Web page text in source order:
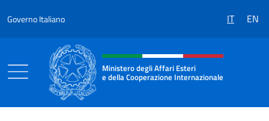
Governo Italiano IT EN
Intestazione sito, social e menù
Ministero degli Affari Esteri
e della Cooperazione Internazionale